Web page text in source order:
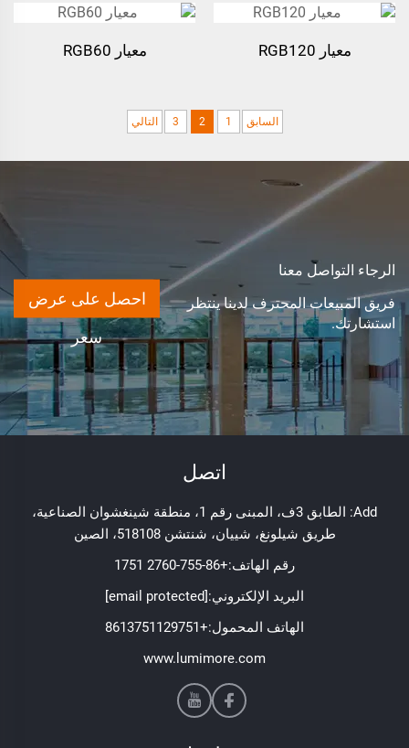
معيار RGB120 معيار RGB60
السابق 2
3 التالي
الرجاء التواصل معنا
فريق المبيعات المحترف لدينا ينتظر
استشارتك.
احصل على عرض
سعر
اتصل
Add: الطابق 3ف، المبنى رقم 1، منطقة شينغشوان الصناعية،
طريق شيلونغ، شييان، شنتشن 518108، الصين
رقم الهاتف:+86-755-2760 1751
البريد الإلكتروني:[email protected]
الهاتف المحمول:+8613751129751
www.lumimore.com